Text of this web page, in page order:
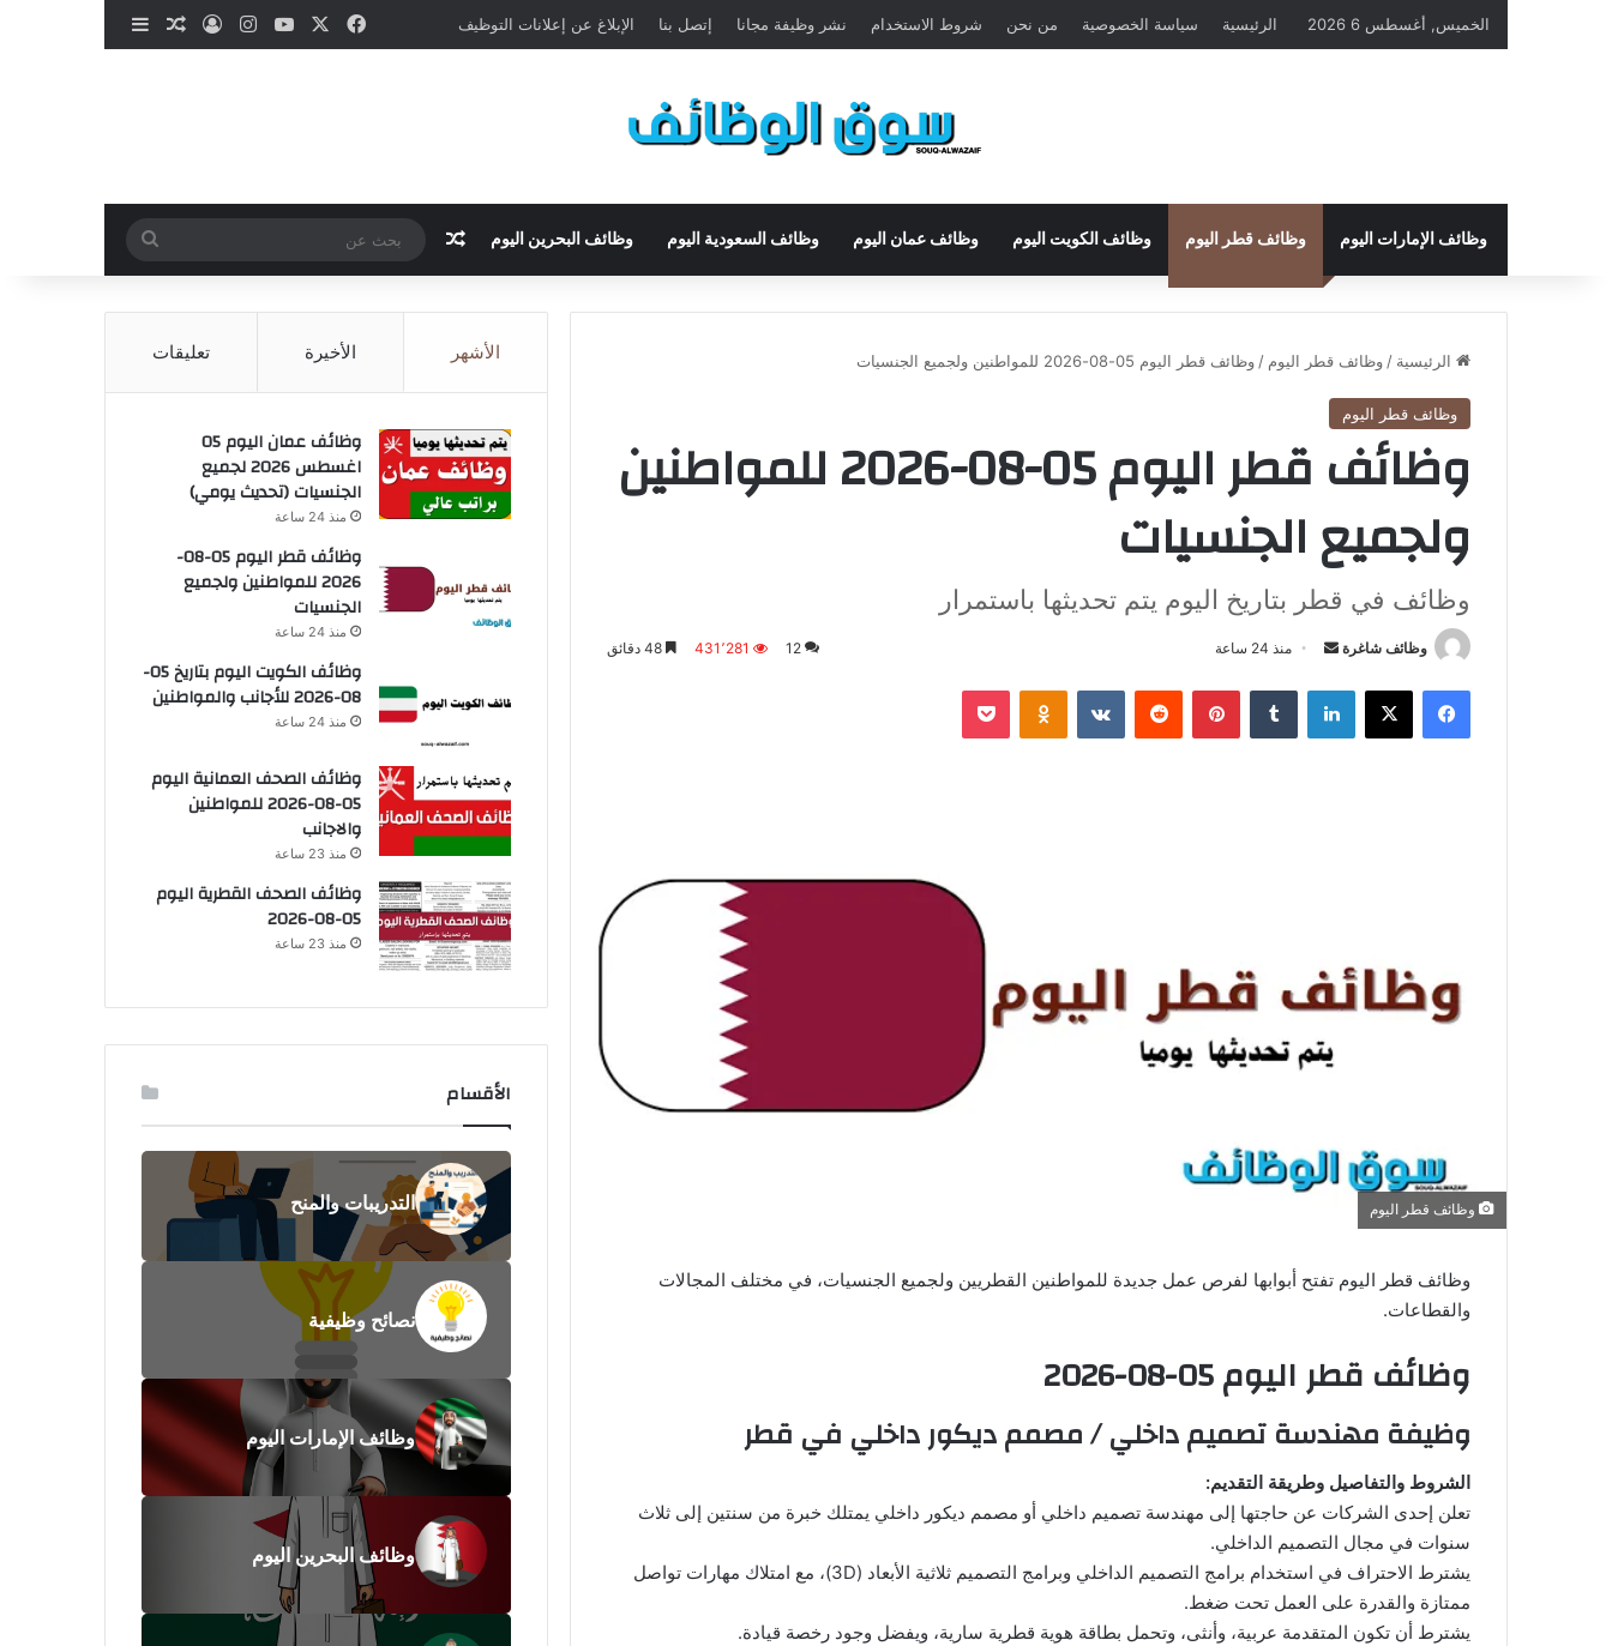
الخميس, أغسطس 6 2026 الرئيسية سياسة الخصوصية من نحن شروط الاستخدام نشر وظيفة مجانا إتصل بنا الإبلاغ عن إعلانات التوظيف فيسبوك ‫YouTubeانستقرامتسجيل الدخول
مقال عشوائي
وظائف الإمارات اليوم وظائف قطر اليوم وظائف الكويت اليوم وظائف عمان اليوم وظائف السعودية اليوم وظائف البحرين اليوم مقال عشوائي
عن
الرئيسية / وظائف قطر اليوم / وظائف قطر اليوم 05-08-2026 للمواطنين ولجميع الجنسيات
وظائف قطر اليوم
وظائف قطر اليوم 05-08-2026 للمواطنين
ولجميع الجنسيات
وظائف في قطر بتاريخ اليوم يتم تحديثها باستمرار
وظائف شاغرة
ل
ت
و
منذ 24 ساعة 12 431٬281
فيسبوك لينكدإن بينتيريست
وظائف قطر اليوم
وظائف قطر اليوم تفتح أبوابها لفرص عمل جديدة للمواطنين القطريين ولجميع الجنسيات، في مختلف المجالات
والقطاعات.
وظائف قطر اليوم 05-08-2026
وظيفة مهندسة تصميم داخلي / مصمم ديكور داخلي في قطر
الشروط والتفاصيل وطريقة التقديم:
تعلن إحدى الشركات عن حاجتها إلى مهندسة تصميم داخلي أو مصمم ديكور داخلي يمتلك خبرة من سنتين إلى ثلاث
سنوات في مجال التصميم الداخلي.
يشترط الاحتراف في استخدام برامج التصميم الداخلي وبرامج التصميم ثلاثية الأبعاد (3D)، مع امتلاك مهارات تواصل
ممتازة والقدرة على العمل تحت ضغط.
يشترط أن تكون المتقدمة عربية، وأنثى، وتحمل بطاقة هوية قطرية سارية، ويفضل وجود رخصة قيادة.
الأشهر الأخيرة تعليقات
وظائف عمان اليوم 05
اغسطس 2026 لجميع
الجنسيات (تحديث يومي)
منذ 24 ساعة
وظائف قطر اليوم 05-08-
2026 للمواطنين ولجميع
الجنسيات
منذ 24 ساعة
وظائف الكويت اليوم بتاريخ 05-
08-2026 للأجانب والمواطنين
منذ 24 ساعة
وظائف الصحف العمانية اليوم
05-08-2026 للمواطنين
والاجانب
منذ 23 ساعة
وظائف الصحف القطرية اليوم
05-08-2026
منذ 23 ساعة
الأقسام
التدريبات والمنح
نصائح وظيفية
وظائف الإمارات اليوم
وظائف البحرين اليوم